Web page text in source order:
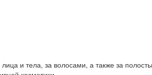
и тела, за волосами, а также за